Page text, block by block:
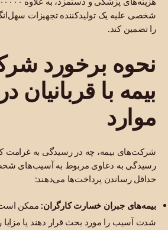
شخصی علیه یک تولیدکننده تجهیزات
را تضمین کند.
نحوه برخورد
بیمه با قربانیان
موارد
شرکت‌های بیمه، چه در رسیدگی به غرامت
رسیدگی به دعاوی مربوط به آسیب‌های
حداقل رساندن پرداخت‌ها می‌دهند:
بیمه‌های جبران خسارت کارگران:ممکن است
شدت آسیب را مورد بحث قرار دهند یا